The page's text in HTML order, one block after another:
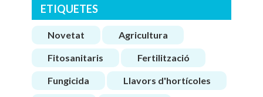
ETIQUETES
Novetat Agricultura
Fitosanitaris Fertilització
Fungicida Llavors d'hortícoles